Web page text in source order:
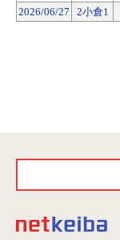
2026/06/27
2小倉1